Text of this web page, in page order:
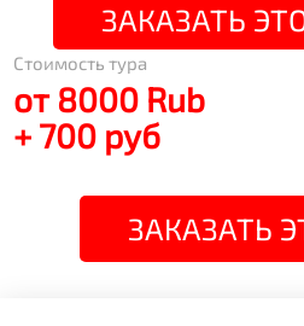
ЗАКАЗАТЬ
Стоимость тура
от 8000 Rub
+ 700 руб
ЗАКАЗАТЬ